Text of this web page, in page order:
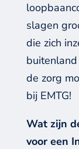
slagen
die zich
de zorg
bij EMTG!
Wat zijn
voor een